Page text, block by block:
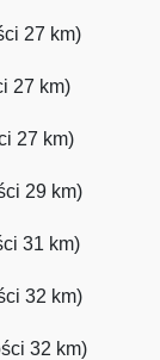
27 km)
27 km)
27 km)
29 km)
31 km)
32 km)
32 km)